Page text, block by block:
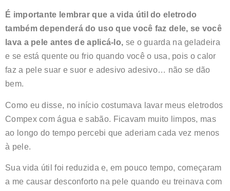
É importante lembrar que a vida útil do eletrodo
também dependerá do uso que você faz dele, se você
lava a pele antes de aplicá-lo, se o guarda na geladeira
e se está quente ou frio quando você o usa, pois o calor
faz a pele suar e suor e adesivo adesivo… não se dão
bem.
Como eu disse, no início costumava lavar meus eletrodos
Compex com água e sabão. Ficavam muito limpos, mas
ao longo do tempo percebi que aderiam cada vez menos
à pele.
Sua vida útil foi reduzida e, em pouco tempo, começaram
a me causar desconforto na pele quando eu treinava com